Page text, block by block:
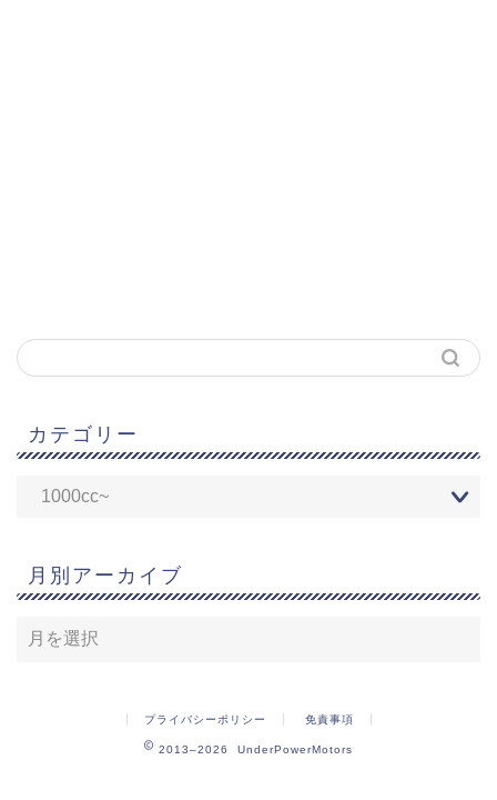
カテゴリー
月別アーカイブ
プライバシーポリシー 免責事項
2013–2026 UnderPowerMotors